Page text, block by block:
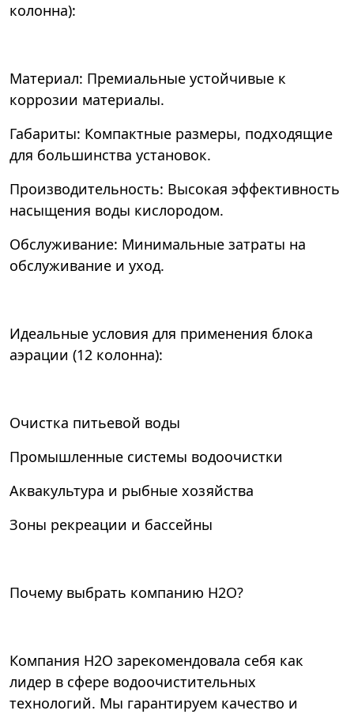
колонна):
Материал: Премиальные устойчивые к
коррозии материалы.
Габариты: Компактные размеры, подходящие
для большинства установок.
Производительность: Высокая эффективность
насыщения воды кислородом.
Обслуживание: Минимальные затраты на
обслуживание и уход.
Идеальные условия для применения блока
аэрации (12 колонна):
Очистка питьевой воды
Промышленные системы водоочистки
Аквакультура и рыбные хозяйства
Зоны рекреации и бассейны
Почему выбрать компанию Н2О?
Компания Н2О зарекомендовала себя как
лидер в сфере водоочистительных
технологий. Мы гарантируем качество и